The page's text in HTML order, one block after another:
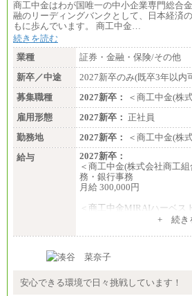
商工中金はわが国唯一の中小企業専門総合
融のリーディングバンクとして、日本経済
もに歩んでいます。 商工中金…
続きを読む
業種
証券・金融・保険/その他
新卒／中途
2027新卒のみ(既卒3年以内
募集職種
2027新卒：
＜商工中金(株
雇用形態
2027新卒： 正社員
勤務地
2027新卒：
＜商工中金(株
給与
2027新卒：
＜商工中金(株式会社商工
務・銀行事務
月給 300,000円
＜商工中金MIRAIハーベス
+ 続き
安心できる環境で日々挑戦しています！